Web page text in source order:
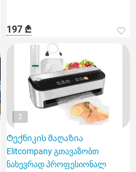
197 ₾
2
Ტექნიკის მაღაზია
Elitcompany გთავაზობთ
ნახევრად პროფესიონალ